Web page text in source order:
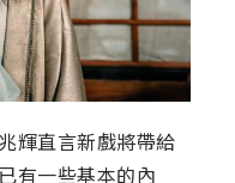
輝直言新戲將帶給
有一些基本的內